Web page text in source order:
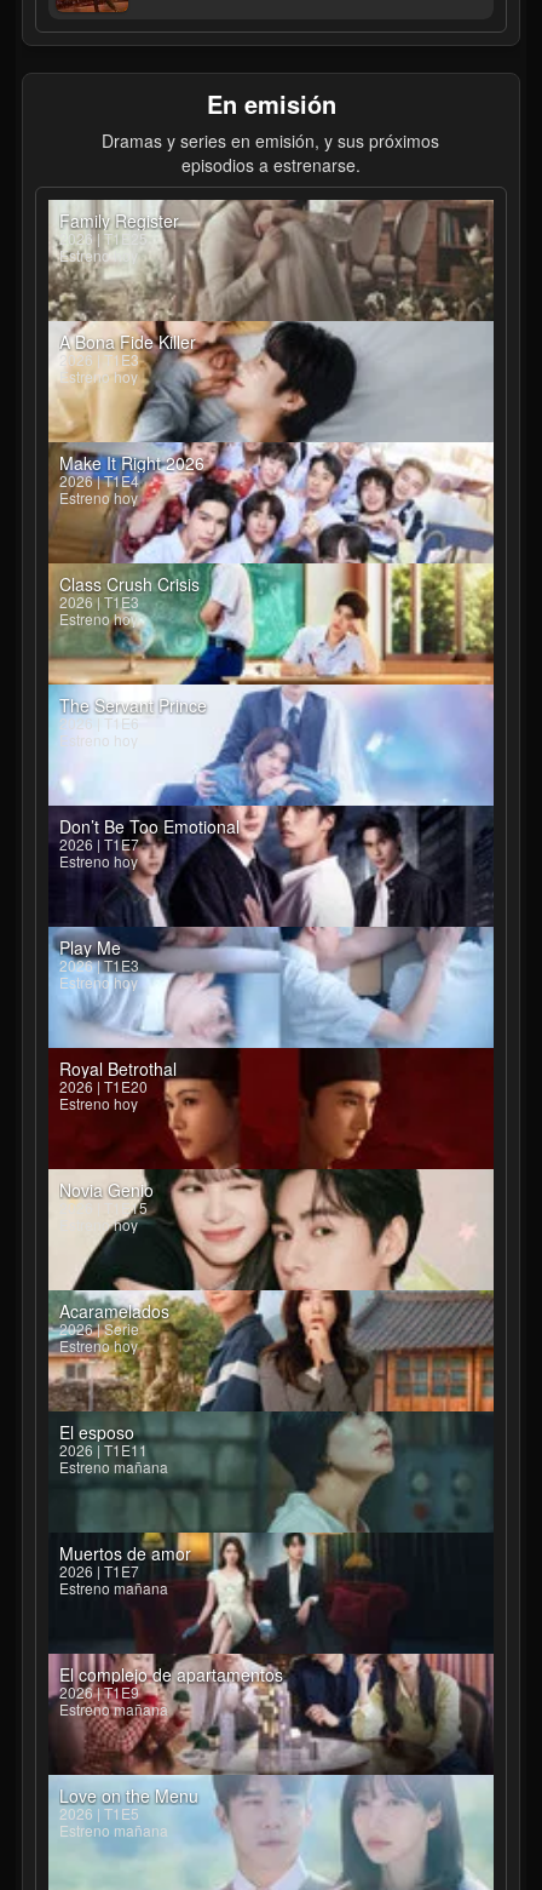
En emisión
Dramas y series en emisión, y sus próximos
episodios a estrenarse.
Family Register
2026 | T1E25
Estreno hoy
A Bona Fide Killer
2026 | T1E3
Estreno hoy
Make It Right 2026
2026 | T1E4
Estreno hoy
Class Crush Crisis
2026 | T1E3
Estreno hoy
The Servant Prince
2026 | T1E6
Estreno hoy
Don’t Be Too Emotional
2026 | T1E7
Estreno hoy
Play Me
2026 | T1E3
Estreno hoy
Royal Betrothal
2026 | T1E20
Estreno hoy
Novia Genio
2026 | T1E15
Estreno hoy
Acaramelados
2026 | Serie
Estreno hoy
El esposo
2026 | T1E11
Estreno mañana
Muertos de amor
2026 | T1E7
Estreno mañana
El complejo de apartamentos
2026 | T1E9
Estreno mañana
Love on the Menu
2026 | T1E5
Estreno mañana